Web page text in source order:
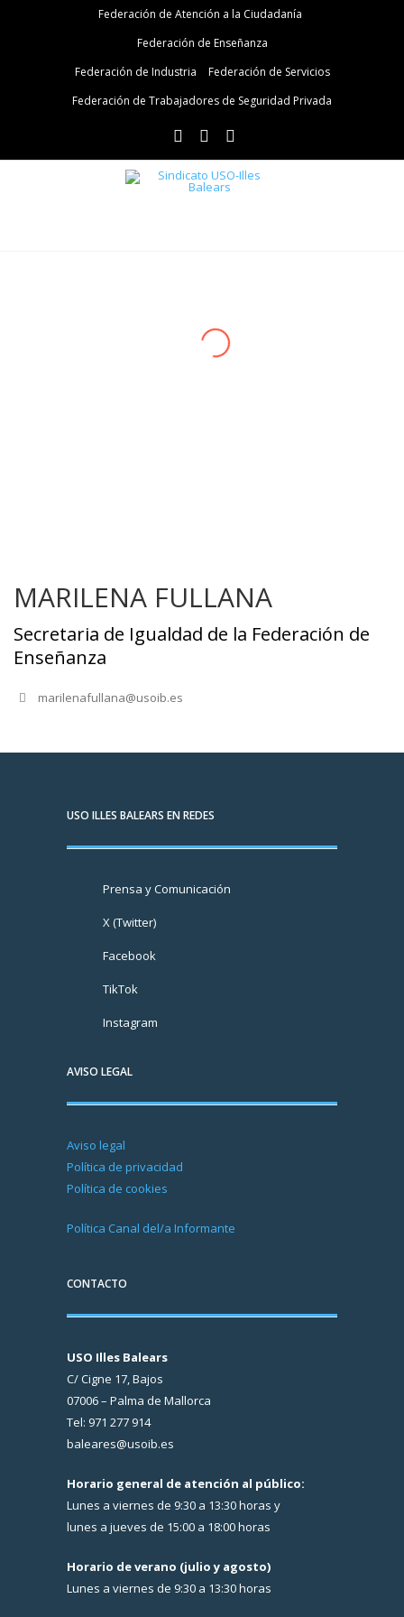
Federación de Atención a la Ciudadanía
Federación de Enseñanza
Federación de Industria
Federación de Servicios
Federación de Trabajadores de Seguridad Privada
MARILENA FULLANA
Secretaria de Igualdad de la Federación de
Enseñanza
marilenafullana@usoib.es
USO ILLES BALEARS EN REDES
Prensa y Comunicación
X (Twitter)
Facebook
TikTok
Instagram
AVISO LEGAL
Aviso legal
Política de privacidad
Política de cookies
Política Canal del/a Informante
CONTACTO
USO Illes Balears
C/ Cigne 17, Bajos
07006 – Palma de Mallorca
Tel: 971 277 914
baleares@usoib.es
Horario general de atención al público:
Lunes a viernes de 9:30 a 13:30 horas y
lunes a jueves de 15:00 a 18:00 horas
Horario de verano (julio y agosto)
Lunes a viernes de 9:30 a 13:30 horas